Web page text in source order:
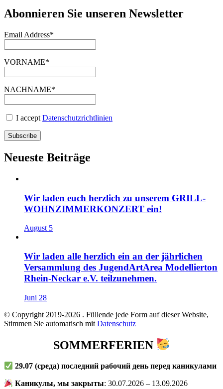
Abonnieren Sie unseren Newsletter
Email Address*
VORNAME*
NACHNAME*
I accept Datenschutzrichtlinien
Neueste Beiträge
Wir laden euch herzlich zu unserem GRILL-
WOHNZIMMERKONZERT ein!
August 5
Wir laden alle herzlich ein an der jährlichen
Versammlung des JugendArtArea Modellierton
Rhein-Neckar e.V. teilzunehmen.
Juni 28
© Copyright 2019-2026 . Füllende jede Form auf dieser Website,
Stimmen Sie automatisch mit Datenschutz
SOMMERFERIEN
29.07 (среда) последний рабочий день перед каникулами
Каникулы, мы закрыты: 30.07.2026 – 13.09.2026